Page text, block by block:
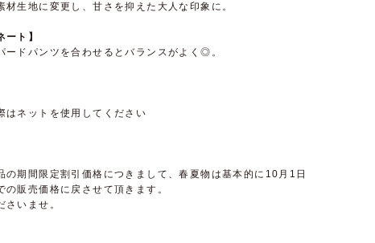
材生地に変更し、甘さを抑えた大人な印象に。
ート】
ードパンツを合わせるとバランスがよく◎。
はネットを使用してください
の期間限定割引価格につきまして、春夏物は基本的に10月1日
の販売価格に戻させて頂きます。
いませ。